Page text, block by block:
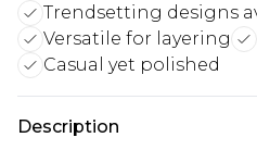
Trendsetting designs
Versatile for layering
Casual yet polished
Description